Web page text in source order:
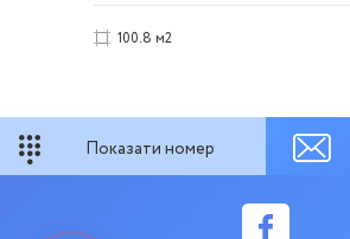
100.8 м2
Показати номер